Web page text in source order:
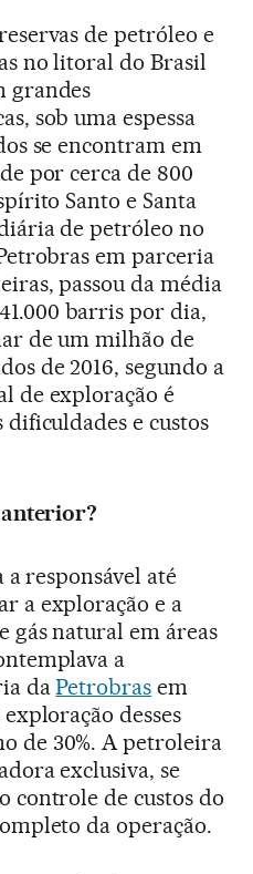
de petróleo e
no litoral do Brasil
grandes
sob uma espessa
se encontram em
por cerca de 800
Santo e Santa
de petróleo no
em parceria
passou da média
barris por dia,
de um milhão de
de 2016, segundo a
de exploração é
dificuldades e custos
a responsável até
a exploração e a
gás natural em áreas
a
daPetrobras em
desses
de 30%. A petroleira
exclusiva, se
controle de custos do
da operação.